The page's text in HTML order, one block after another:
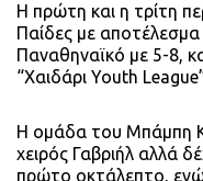
Η πρώτη και η τρίτη
Παίδες με
Παναθηναϊκό με 5-8,
“Χαιδάρι Youth
Η ομάδα του Μπάμπη
χειρός Γαβριήλ αλλά
πρώτο οκτάλεπτο, ενώ